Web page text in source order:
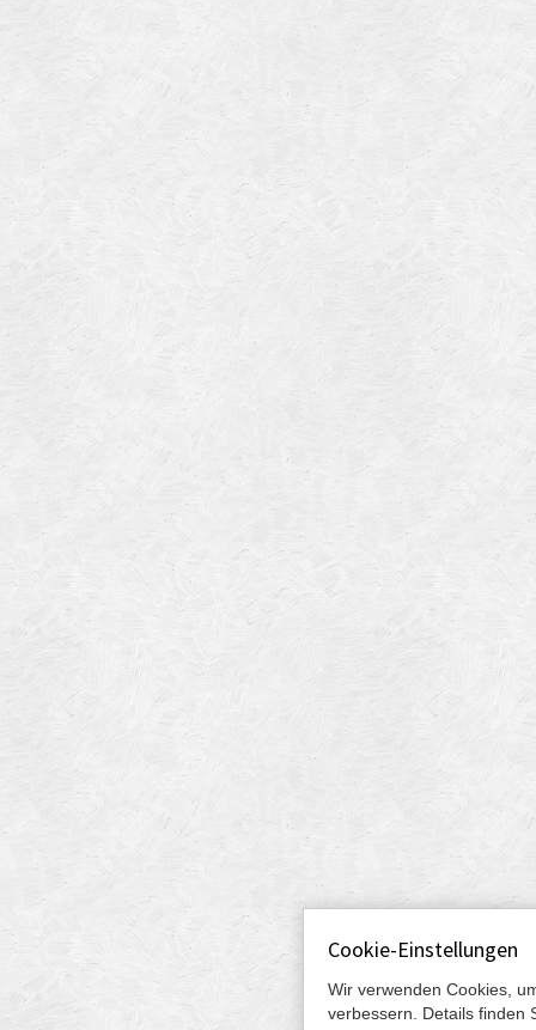
Cookie-Einstellungen
Wir verwenden Cookies,
verbessern. Details finden